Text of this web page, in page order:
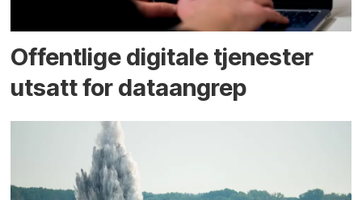
Offentlige digitale tjenester
utsatt for dataangrep